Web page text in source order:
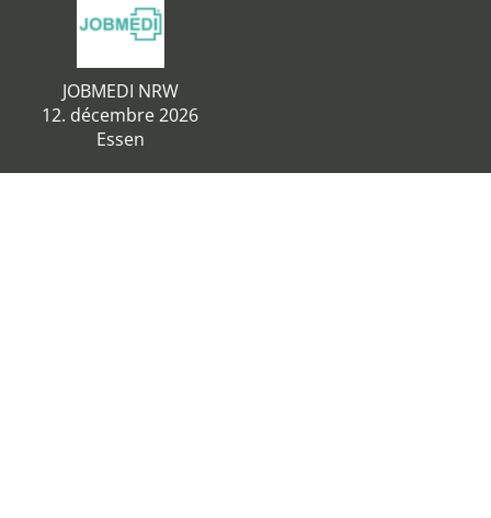
JOBMEDI NRW
12. décembre 2026
Essen